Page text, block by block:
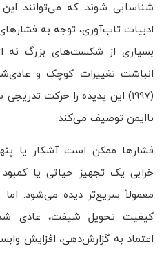
شناسایی شوند که می‌توانند
ادبیات تاب‌آوری، توجه به
بسیاری از شکست‌های بزرگ نه از
(1997) این پدیده را حرکت
ناایمن توصیف می‌کند.
فشارها ممکن است آشکار یا
خرابی یک تجهیز حیاتی یا
معمولاً سریع‌تر دیده می‌شود.
کیفیت تحویل شیفت، عادی
اعتماد به گزارش‌دهی، افزایش